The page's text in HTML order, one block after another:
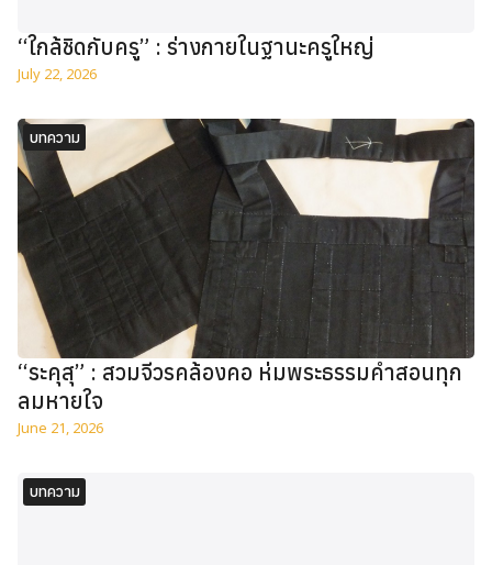
“ใกล้ชิดกับครู” : ร่างกายในฐานะครูใหญ่
July 22, 2026
บทความ
“ระคุสุ” : สวมจีวรคล้องคอ ห่มพระธรรมคำสอนทุก
ลมหายใจ
June 21, 2026
บทความ